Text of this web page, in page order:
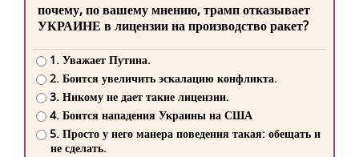
почему, по вашему мнению, трамп отказывает
УКРАИНЕ в лицензии на производство ракет?
1. Уважает Путина.
2. Боится увеличить эскалацию конфликта.
3. Никому не дает такие лицензии.
4. Боится нападения Украины на США
5. Просто у него манера поведения такая: обещать и
не сделать.